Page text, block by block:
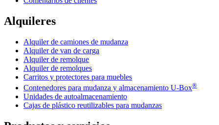
Alquileres
Alquiler de camiones de mudanza
Alquiler de van de carga
Alquiler de remolque
Alquiler de remolques
Carritos y protectores para muebles
Contenedores para mudanza y almacenamiento U-Box®
Unidades de autoalmacenamiento
Cajas de plástico reutilizables para mudanzas